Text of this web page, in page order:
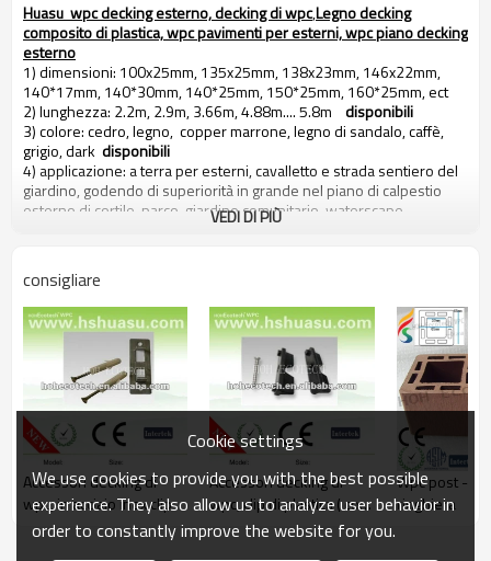
Huasu wpc decking esterno, decking di wpc,Legno decking
composito di plastica, wpc pavimenti per esterni, wpc piano decking
esterno
1) dimensioni: 100x25mm, 135x25mm, 138x23mm, 146x22mm,
140*17mm, 140*30mm, 140*25mm, 150*25mm, 160*25mm, ect
2) lunghezza: 2.2m, 2.9m, 3.66m, 4.88m.... 5.8m disponibili
3) colore: cedro, legno, copper marrone, legno di sandalo, caffè,
grigio, dark disponibili
4) applicazione: a terra per esterni, cavalletto e strada sentiero del
giardino, godendo di superiorità in grande nel piano di calpestio
esterno di cortile, parco, giardino comunitario, waterscape,
stainable malleabile,
Basso rischio di inquinamento e odore - libero
La eco - friendly composito legno-plastica decking
esterno/pavimentazione prodotto ci viene fatto
1) 60% legno polvere ( professionalmente trattati bambù
secco/legno fibra )
2) 35% polietilene ad alta densità ( tipo una )
3) 5% additivi chimici ( anti - uv agente, anti - ossidazione agente,
stabilizzatore, coloranti, anti fungo agente, agente di
accoppiamento, agente rinforzante, lubrificanti... Etc. )
Tutte queste materie prime sono premiscelati e estruso
professionale del legno - macchinario di plastica con tecniche
speciali, si tratta quindi di una sorta di basso - carbone, protezione
ambientale e riciclabile nuovo materiale.
VEDI DI PIÙ
consigliare
Accessori decking di
wpc, in acciaio inox clip
Accessori decking di
wpc, clip di plastica ( con
viti )
Wpc post - -
ringhiera
Cookie settings
We use cookies to provide you with the best possible
experience. They also allow us to analyze user behavior in
order to constantly improve the website for you.